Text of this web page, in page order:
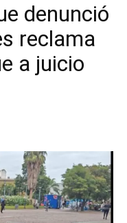
denunció
reclama
a juicio